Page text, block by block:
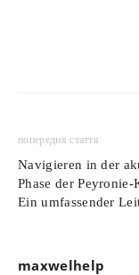
попередня стаття
Navigieren in der
Phase der
Ein umfassender
maxwelhelp